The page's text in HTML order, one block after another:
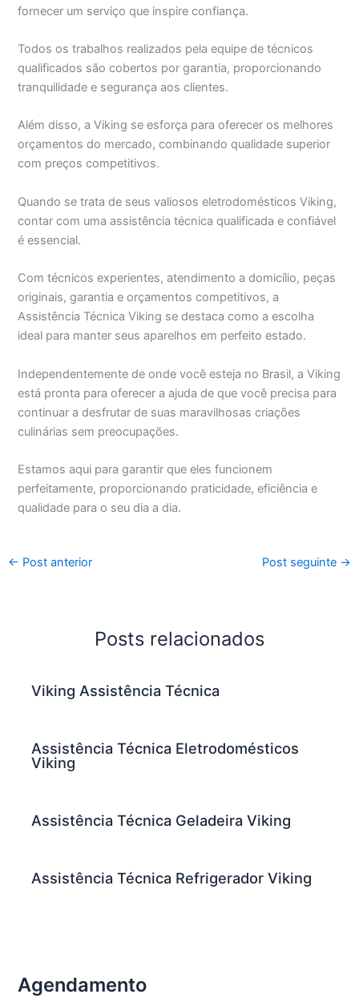
fornecer um serviço que inspire confiança.
Todos os trabalhos realizados pela equipe de técnicos
qualificados são cobertos por garantia, proporcionando
tranquilidade e segurança aos clientes.
Além disso, a Viking se esforça para oferecer os melhores
orçamentos do mercado, combinando qualidade superior
com preços competitivos.
Quando se trata de seus valiosos eletrodomésticos Viking,
contar com uma assistência técnica qualificada e confiável
é essencial.
Com técnicos experientes, atendimento a domicílio, peças
originais, garantia e orçamentos competitivos, a
Assistência Técnica Viking se destaca como a escolha
ideal para manter seus aparelhos em perfeito estado.
Independentemente de onde você esteja no Brasil, a Viking
está pronta para oferecer a ajuda de que você precisa para
continuar a desfrutar de suas maravilhosas criações
culinárias sem preocupações.
Estamos aqui para garantir que eles funcionem
perfeitamente, proporcionando praticidade, eficiência e
qualidade para o seu dia a dia.
← Post anterior Post seguinte →
Posts relacionados
Viking Assistência Técnica
Assistência Técnica Eletrodomésticos
Viking
Assistência Técnica Geladeira Viking
Assistência Técnica Refrigerador Viking
Agendamento